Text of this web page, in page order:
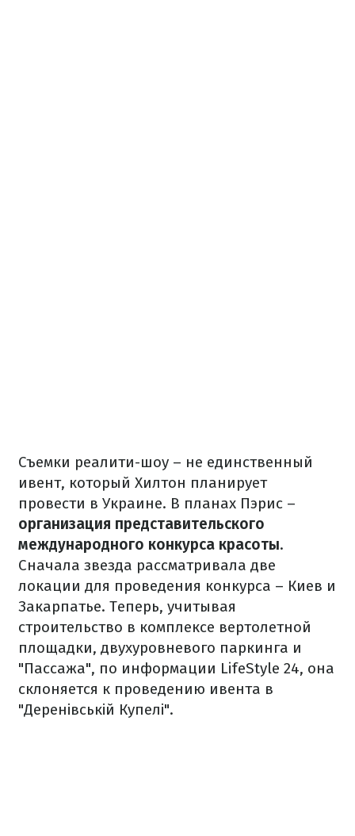
Съемки реалити-шоу – не единственный
ивент, который Хилтон планирует
провести в Украине. В планах Пэрис –
организация представительского
международного конкурса красоты.
Сначала звезда рассматривала две
локации для проведения конкурса – Киев и
Закарпатье. Теперь, учитывая
строительство в комплексе вертолетной
площадки, двухуровневого паркинга и
"Пассажа", по информации LifeStyle 24, она
склоняется к проведению ивента в
"Деренівській Купелі".